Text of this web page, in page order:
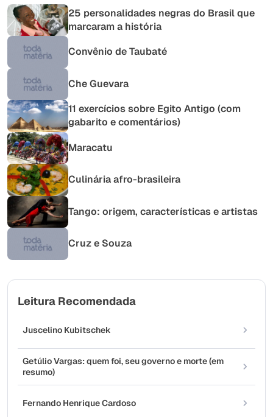
25 personalidades negras do Brasil que
marcaram a história
Convênio de Taubaté
Che Guevara
11 exercícios sobre Egito Antigo (com
gabarito e comentários)
Maracatu
Culinária afro-brasileira
Tango: origem, características e artistas
Cruz e Souza
Leitura Recomendada
Juscelino Kubitschek
Getúlio Vargas: quem foi, seu governo e morte (em
resumo)
Fernando Henrique Cardoso